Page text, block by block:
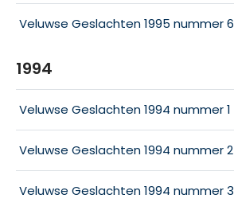
Veluwse Geslachten 1995 nummer 6
1994
Veluwse Geslachten 1994 nummer 1
Veluwse Geslachten 1994 nummer 2
Veluwse Geslachten 1994 nummer 3